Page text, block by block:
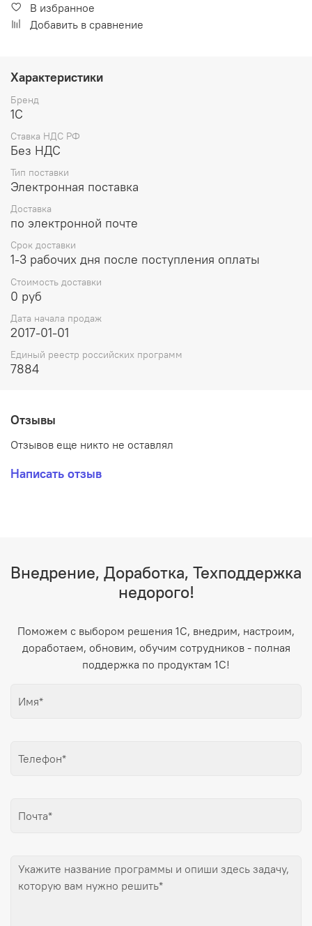
В избранное
Добавить в сравнение
Характеристики
Бренд
1С
Ставка НДС РФ
Без НДС
Тип поставки
Электронная поставка
Доставка
по электронной почте
Срок доставки
1-3 рабочих дня после поступления оплаты
Стоимость доставки
0 руб
Дата начала продаж
2017-01-01
Единый реестр российских программ
7884
Отзывы
Отзывов еще никто не оставлял
Написать отзыв
Внедрение, Доработка, Техподдержка
недорого!
Поможем с выбором решения 1С, внедрим, настроим,
доработаем, обновим, обучим сотрудников - полная
поддержка по продуктам 1С!